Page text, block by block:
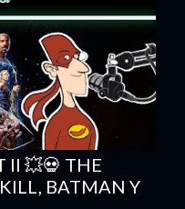
II 💥💀 THE
BATMAN Y